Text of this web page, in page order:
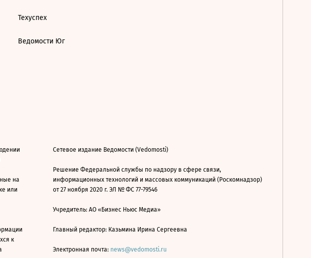
Техуспех
Ведомости Юг
на
или
к
Сетевое издание Ведомости (Vedomosti)
Решение Федеральной службы по надзору в сфере связи,
информационных технологий и массовых коммуникаций (Роскомнадзор)
от 27 ноября 2020 г. ЭЛ № ФС 77-79546
Учредитель: АО «Бизнес Ньюс Медиа»
Главный редактор: Казьмина Ирина Сергеевна
Электронная почта: news@vedomosti.ru